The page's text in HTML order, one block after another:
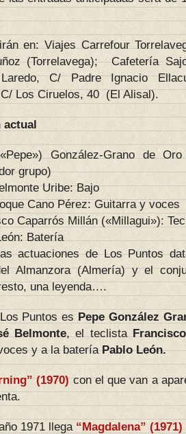
en: Viajes Carrefour
(Torrelavega); Cafetería
C/ Padre Ignacio
Los Ciruelos, 40 (El Alisal).
actual
González-Grano de
grupo)
Uribe: Bajo
Cano Pérez: Guitarra y voces
Caparrós Millán («Millagui»):
Batería
actuaciones de Los Puntos
Almanzora (Almería) y el
una leyenda….
Puntos es Pepe González
Belmonte, el teclista
y a la bateríaPablo León.
(1970)con el que van a
1971 llega “Magdalena” (1971)